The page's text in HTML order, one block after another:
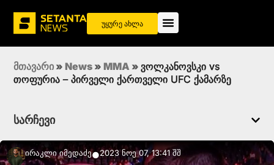
უყურე ახლა
მთავარი » News » MMA » ვოლკანოვსკი vs
თოფურია – პირველი ქართველი UFC ქამარზე
სარჩევი
Ირაკლი Იმედაძე●2023 ნოე 07, 13:41 შშ